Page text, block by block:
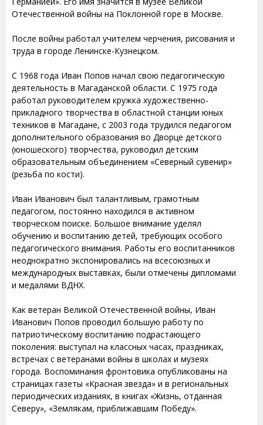
Отечественной войны на Поклонной горе в Москве.
После войны работал учителем черчения, рисования и
труда в городе Ленинске-Кузнецком.
С 1968 года Иван Попов начал свою педагогическую
деятельность в Магаданской области. С 1975 года
работал руководителем кружка художественно-
прикладного творчества в областной станции юных
техников в Магадане, с 2003 года трудился педагогом
дополнительного образования во Дворце детского
(юношеского) творчества, руководил детским
образовательным объединением «Северный сувенир»
(резьба по кости).
Иван Иванович был талантливым, грамотным
педагогом, постоянно находился в активном
творческом поиске. Большое внимание уделял
обучению и воспитанию детей, требующих особого
педагогического внимания. Работы его воспитанников
неоднократно экспонировались на всесоюзных и
международных выставках, были отмечены дипломами
и медалями ВДНХ.
Как ветеран Великой Отечественной войны, Иван
Иванович Попов проводил большую работу по
патриотическому воспитанию подрастающего
поколения: выступал на классных часах, праздниках,
встречах с ветеранами войны в школах и музеях
города. Воспоминания фронтовика опубликованы на
страницах газеты «Красная звезда» и в региональных
периодических изданиях, в книгах «Жизнь, отданная
Северу», «Землякам, приближавшим Победу».